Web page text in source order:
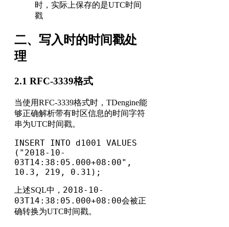
时，实际上保存的是UTC时间
戳
二、写入时的时间戳处
理
2.1 RFC-3339格式
当使用RFC-3339格式时，TDengine能
够正确解析带有时区信息的时间字符
串为UTC时间戳。
INSERT INTO d1001 VALUES
("2018-10-
03T14:38:05.000+08:00",
10.3, 219, 0.31);
上述SQL中， 2018-10-
03T14:38:05.000+08:00会被正
确转换为UTC时间戳。